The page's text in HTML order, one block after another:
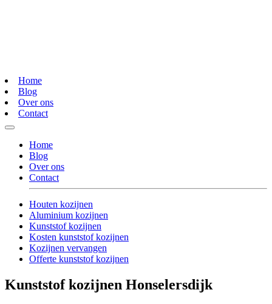
Home
Blog
Over ons
Contact
Home
Blog
Over ons
Contact
Houten kozijnen
Aluminium kozijnen
Kunststof kozijnen
Kosten kunststof kozijnen
Kozijnen vervangen
Offerte kunststof kozijnen
Kunststof kozijnen Honselersdijk